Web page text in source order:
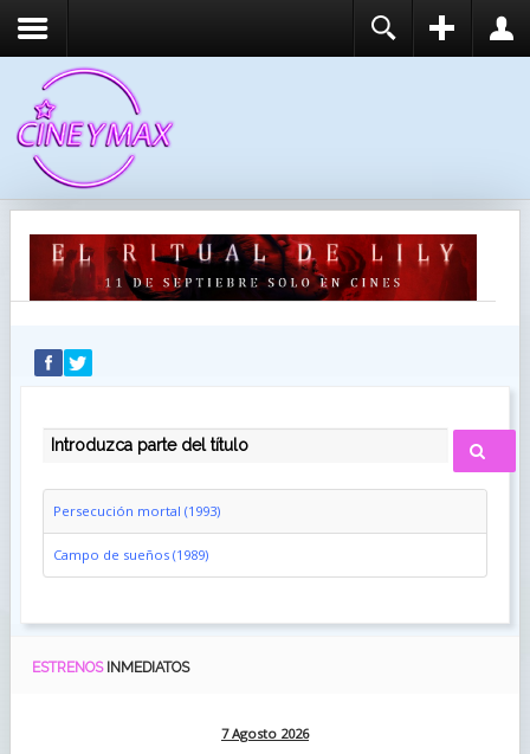
RECUÉRDEME
IDENTIFICARSE
INTRODUZCA PARTE DEL TÍTULO
Persecución mortal (1993)
Campo de sueños (1989)
ESTRENOS INMEDIATOS
7 Agosto 2026